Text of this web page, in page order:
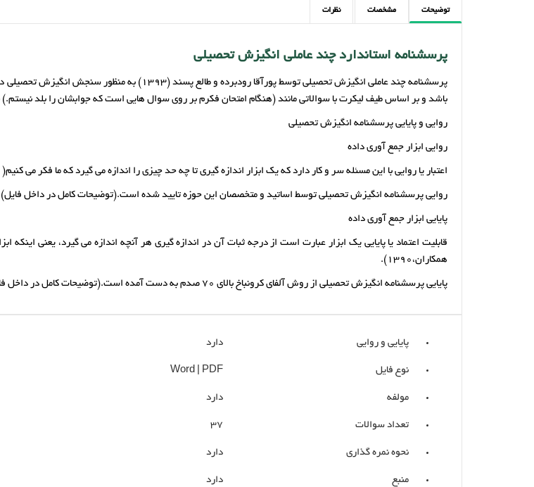
توضیحات مشخصات نظرات
پرسشنامه استاندارد چند عاملی انگیزش تحصیلی
باشد و بر اساس طیف لیکرت با سوالاتی مانند (هنگام امتحان فکرم بر روی سوال هایی است که جوابشان را بلد
روایی و پایایی پرسشنامه انگیزش تحصیلی
روایی ابزار جمع آوری داده
اعتبار یا روایی با این مسئله سر و کار دارد که یک ابزار اندازه گیری تا چه حد چیزی را اندازه می گیرد که ما فکر می کنیم(
روایی پرسشنامه انگیزش تحصیلی توسط اساتید و متخصصان این حوزه تایید شده است.(توضیحات کامل در داخل فایل)
پایایی ابزار جمع آوری داده
قابلیت اعتماد یا پایایی یک ابزار عبارت است از درجه ثبات آن در اندازه گیری هر آنچه اندازه می گیرد، یعنی
همکاران،1390).
پایایی پرسشنامه انگیزش تحصیلی از روش آلفای کرونباخ بالای 70 صدم به دست آمده است.(توضیحات کامل در داخل فایل).
پایایی و روایی دارد
نوع فایل Word | PDF
مولفه دارد
تعداد سوالات 37
نحوه نمره گذاری دارد
منبع دارد